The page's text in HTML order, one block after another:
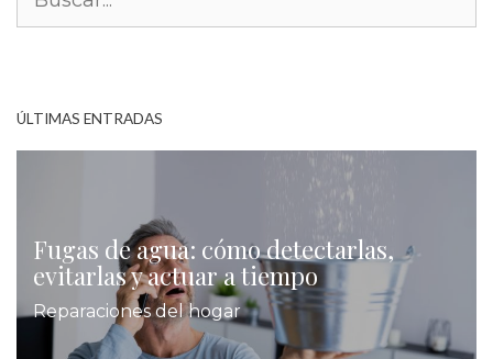
ÚLTIMAS ENTRADAS
Fugas de agua: cómo detectarlas,
evitarlas y actuar a tiempo
Reparaciones del hogar